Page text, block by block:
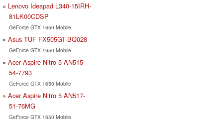
Lenovo Ideapad L340-15IRH-
81LK00CDSP
GeForce GTX 1650 Mobile
Asus TUF FX505GT-BQ028
GeForce GTX 1650 Mobile
Acer Aspire Nitro 5 AN515-
54-7793
GeForce GTX 1650 Mobile
Acer Aspire Nitro 5 AN517-
51-76MG
GeForce GTX 1650 Mobile